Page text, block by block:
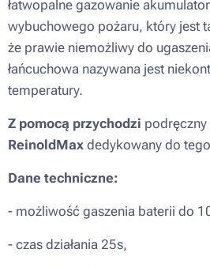
łatwopalne gazowanie
wybuchowego pożaru, który jest
że prawie niemożliwy do
łańcuchowa nazywana jest
temperatury.
Z pomocą przychodzi podręczny
ReinoldMax dedykowany do
Dane techniczne:
- możliwość gaszenia baterii do
- czas działania 25s,